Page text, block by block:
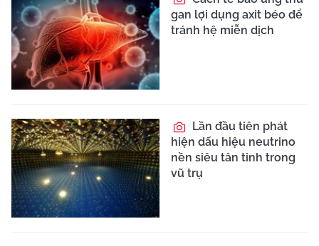
gan lợi dụng axit béo để
tránh hệ miễn dịch
Lần đầu tiên phát
hiện dấu hiệu neutrino
nền siêu tân tinh trong
vũ trụ